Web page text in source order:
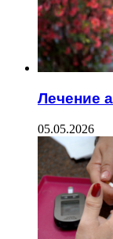
Лечение
05.05.2026